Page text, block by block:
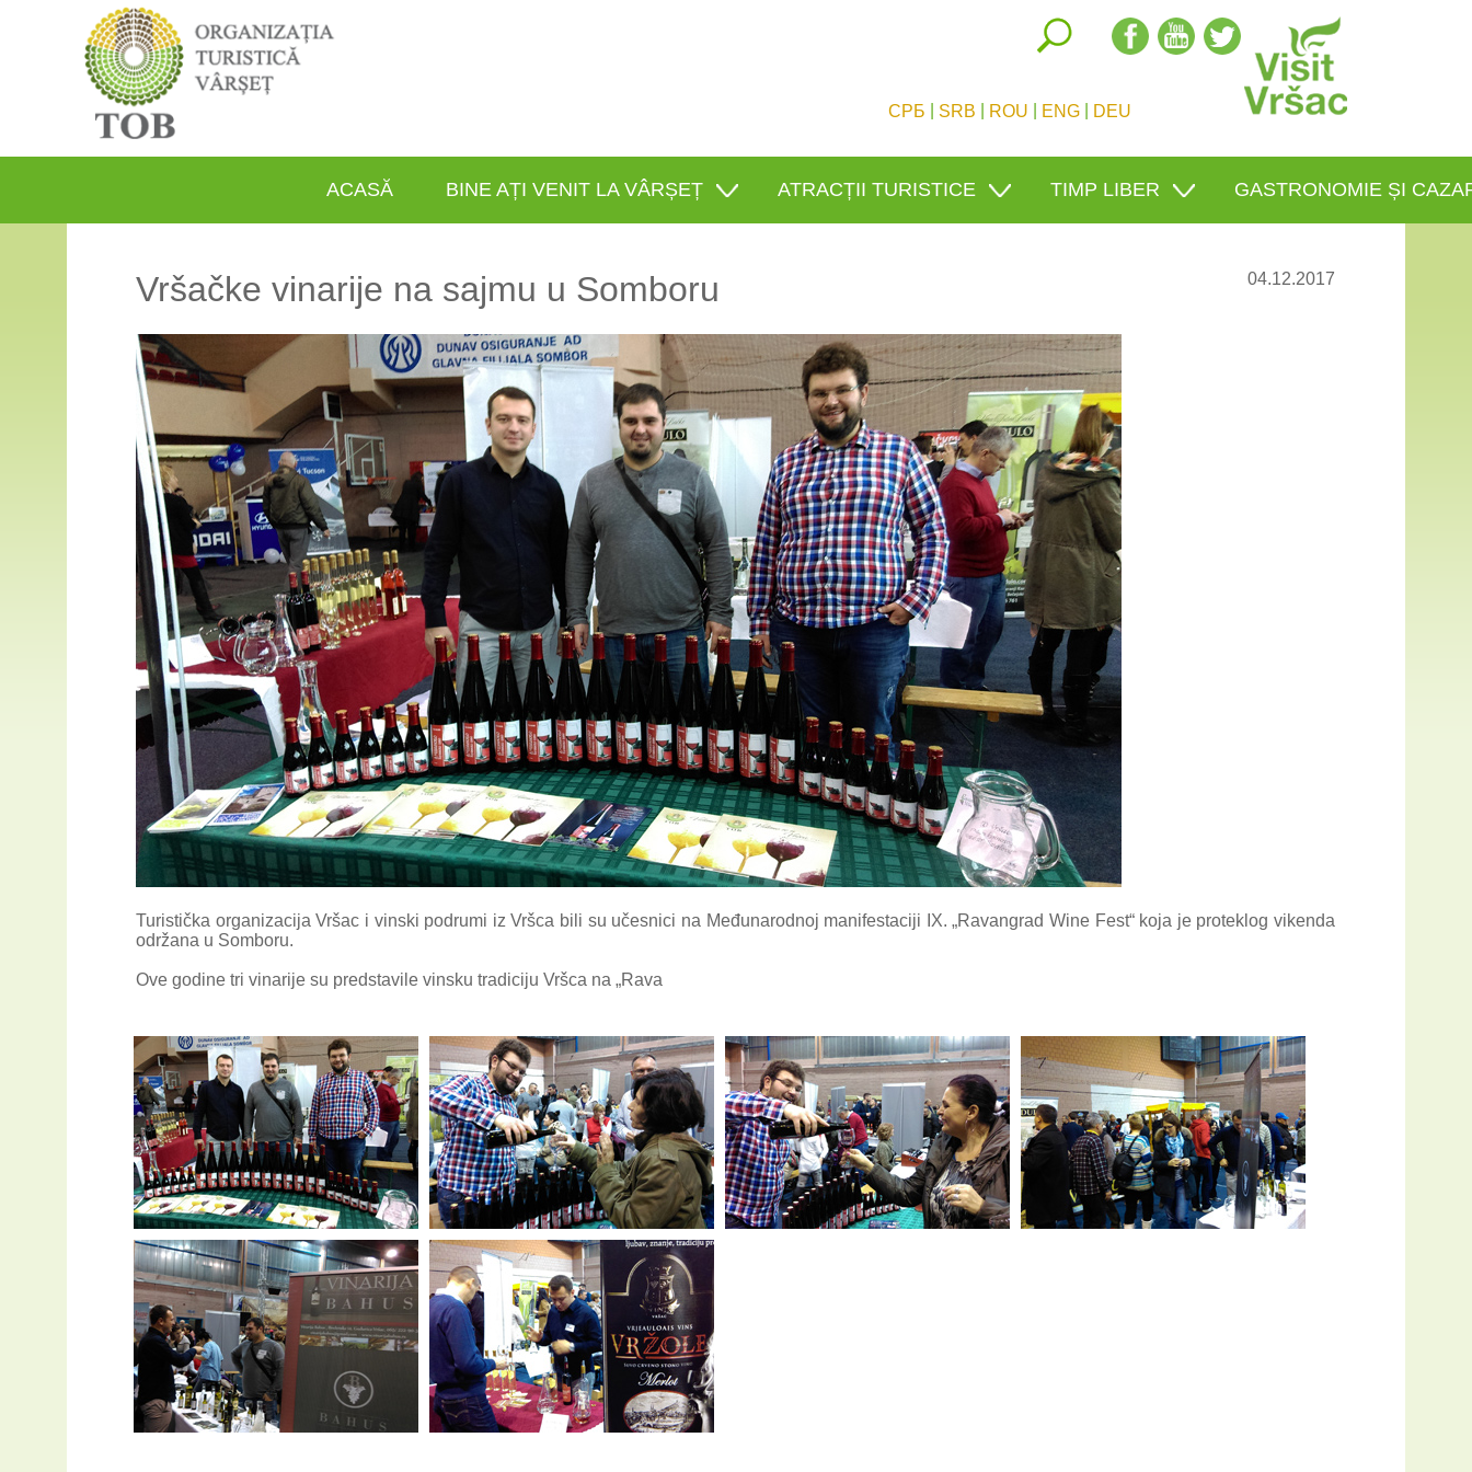
СРБ SRB ROU ENG DEU
ACASĂ BINE AȚI VENIT LA VÂRȘEȚ ATRACȚII TURISTICE TIMP LIBER GASTRONOMIE ȘI
Vršačke vinarije na sajmu u Somboru 04.12.2017
Turistička organizacija Vršac i vinski podrumi iz Vršca bili su učesnici na Međunarodnoj manifestaciji IX. „Ravangrad Wine Fest“ koja je proteklog vikenda
održana u Somboru.
Ove godine tri vinarije su predstavile vinsku tradiciju Vršca na „Rava